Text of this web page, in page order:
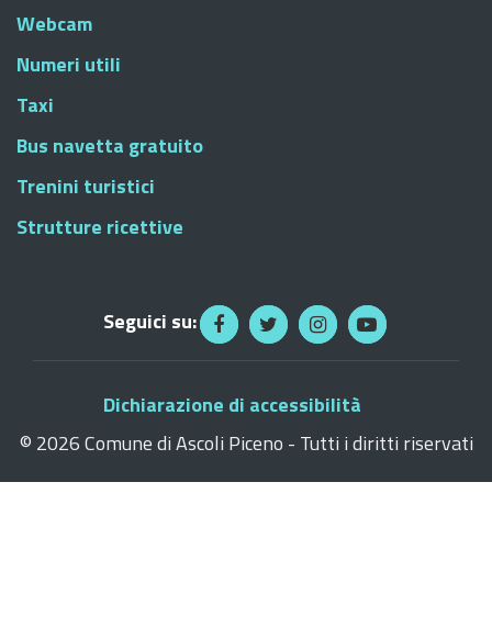
Webcam
Numeri utili
Taxi
Bus navetta gratuito
Trenini turistici
Strutture ricettive
Seguici su:
Dichiarazione di accessibilità
© 2026 Comune di Ascoli Piceno - Tutti i diritti riservati